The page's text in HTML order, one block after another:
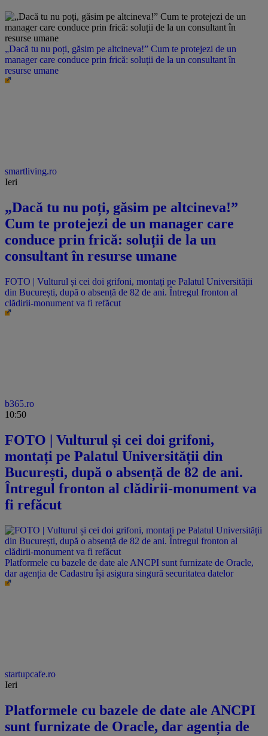
„Dacă tu nu poți, găsim pe altcineva!” Cum te protejezi de un
manager care conduce prin frică: soluții de la un consultant în
resurse umane
smartliving.ro
Ieri
„Dacă tu nu poți, găsim pe altcineva!”
Cum te protejezi de un manager care
conduce prin frică: soluții de la un
consultant în resurse umane
FOTO | Vulturul și cei doi grifoni, montați pe Palatul Universității
din București, după o absență de 82 de ani. Întregul fronton al
clădirii-monument va fi refăcut
b365.ro
10:50
FOTO | Vulturul și cei doi grifoni,
montați pe Palatul Universității din
București, după o absență de 82 de ani.
Întregul fronton al clădirii-monument va
fi refăcut
Platformele cu bazele de date ale ANCPI sunt furnizate de Oracle,
dar agenția de Cadastru își asigura singură securitatea datelor
startupcafe.ro
Ieri
Platformele cu bazele de date ale ANCPI
sunt furnizate de Oracle, dar agenția de